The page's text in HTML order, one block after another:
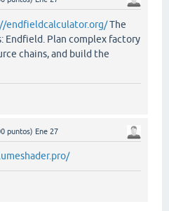
endfieldcalculator.org/The
Plan complex factory
chains, and build the
puntos) Ene 27